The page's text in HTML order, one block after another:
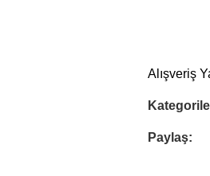
Alışveriş
Paylaş: